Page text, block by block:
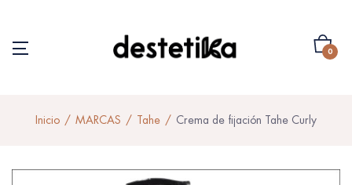
0
Inicio MARCAS Tahe Crema de fijación Tahe Curly